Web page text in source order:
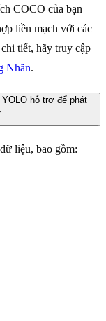
COCO của bạn
liền mạch với các
tiết, hãy truy cập
Nhãn.
hỗ trợ để phát
liệu, bao gồm: